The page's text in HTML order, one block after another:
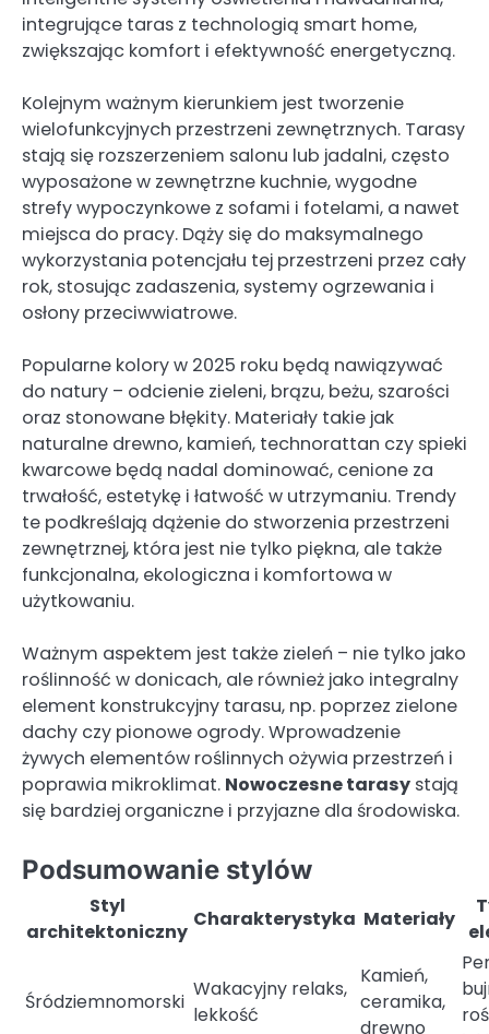
integrujące taras z technologią smart home,
zwiększając komfort i efektywność energetyczną.
Kolejnym ważnym kierunkiem jest tworzenie
wielofunkcyjnych przestrzeni zewnętrznych. Tarasy
stają się rozszerzeniem salonu lub jadalni, często
wyposażone w zewnętrzne kuchnie, wygodne
strefy wypoczynkowe z sofami i fotelami, a nawet
miejsca do pracy. Dąży się do maksymalnego
wykorzystania potencjału tej przestrzeni przez cały
rok, stosując zadaszenia, systemy ogrzewania i
osłony przeciwwiatrowe.
Popularne kolory w 2025 roku będą nawiązywać
do natury – odcienie zieleni, brązu, beżu, szarości
oraz stonowane błękity. Materiały takie jak
naturalne drewno, kamień, technorattan czy spieki
kwarcowe będą nadal dominować, cenione za
trwałość, estetykę i łatwość w utrzymaniu. Trendy
te podkreślają dążenie do stworzenia przestrzeni
zewnętrznej, która jest nie tylko piękna, ale także
funkcjonalna, ekologiczna i komfortowa w
użytkowaniu.
Ważnym aspektem jest także zieleń – nie tylko jako
roślinność w donicach, ale również jako integralny
element konstrukcyjny tarasu, np. poprzez zielone
dachy czy pionowe ogrody. Wprowadzenie
żywych elementów roślinnych ożywia przestrzeń i
poprawia mikroklimat. Nowoczesne tarasy stają
się bardziej organiczne i przyjazne dla środowiska.
Podsumowanie stylów
Styl
architektoniczny
Charakterystyka Materiały
Śródziemnomorski
Wakacyjny relaks,
lekkość
Kamień,
ceramika,
drewno